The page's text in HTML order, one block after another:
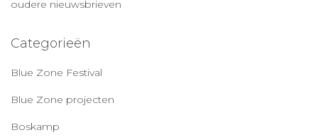
oudere nieuwsbrieven
Categorieën
Blue Zone Festival
Blue Zone projecten
Boskamp